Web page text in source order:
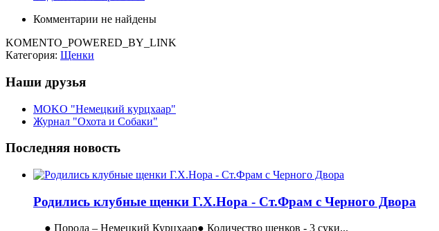
Комментарии не найдены
KOMENTO_POWERED_BY_LINK
Категория: Щенки
Наши друзья
MOKO "Немецкий курцхаар"
Журнал "Охота и Собаки"
Последняя новость
Родились клубные щенки Г.Х.Нора - Ст.Фрам с Черного Двора
● Порода – Немецкий Курцхаар● Количество щенков - 3 суки...